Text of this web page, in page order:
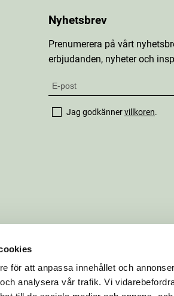
för att anpassa innehållet och
analysera vår trafik. Vi
Nyhetsbrev
Prenumerera på vårt
erbjudanden, nyheter och
Jag godkännervillkoren.